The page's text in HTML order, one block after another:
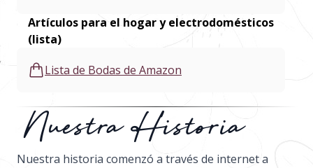
Artículos para el hogar y electrodomésticos
(lista)
Lista de Bodas de Amazon
Nuestra Historia
Nuestra historia comenzó a través de internet a